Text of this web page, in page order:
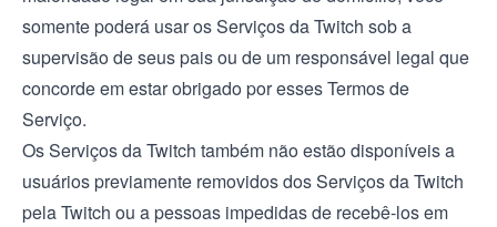
somente poderá usar os Serviços da Twitch sob a
supervisão de seus pais ou de um responsável legal que
concorde em estar obrigado por esses Termos de
Serviço.
Os Serviços da Twitch também não estão disponíveis a
usuários previamente removidos dos Serviços da Twitch
pela Twitch ou a pessoas impedidas de recebê-los em